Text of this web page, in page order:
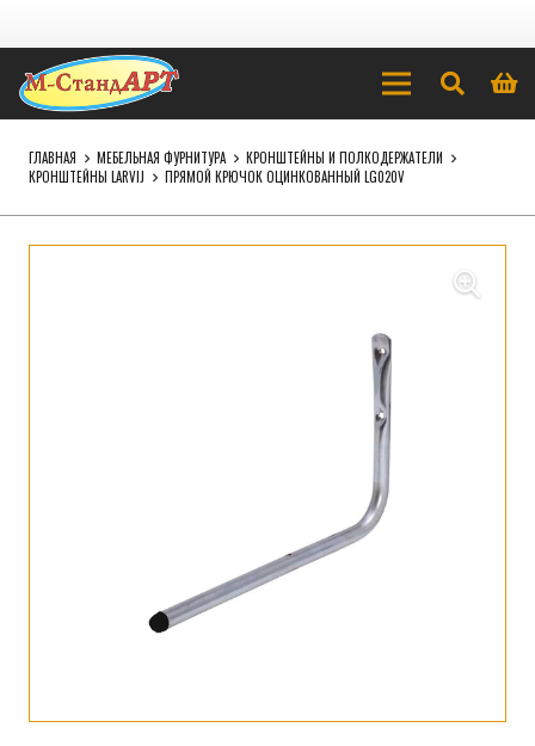
ГЛАВНАЯ МЕБЕЛЬНАЯ ФУРНИТУРА
КРОНШТЕЙНЫ И ПОЛКОДЕРЖАТЕЛИ
КРОНШТЕЙНЫ LARVIJ
ПРЯМОЙ КРЮЧОК ОЦИНКОВАННЫЙ LG020V